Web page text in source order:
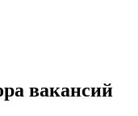
вакансий